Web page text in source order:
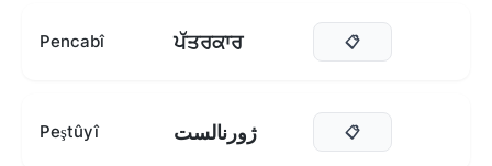
Pencabî ਪੱਤਰਕਾਰ 📋
Peştûyî ژورنالست 📋